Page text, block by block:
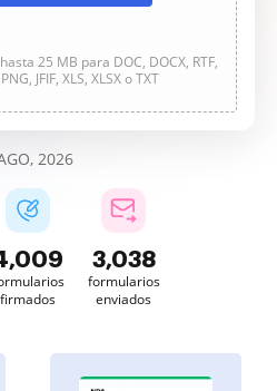
25 MB para DOC, DOCX, RTF,
JFIF, XLS, XLSX o TXT
2026
firmados
3,038
formularios
enviados